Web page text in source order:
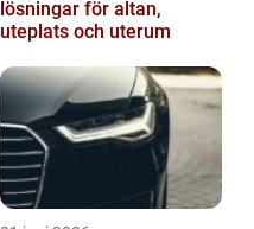
lösningar för altan,
uteplats och uterum